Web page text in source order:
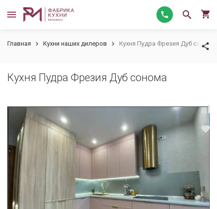
Главная Кухни наших дилеров Кухня Пудра Фрезия Дуб сонома
Кухня Пудра Фрезия Дуб сонома